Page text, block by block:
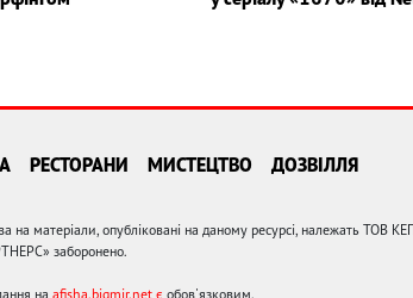
РЕСТОРАНИ МИСТЕЦТВО ДОЗВІЛЛЯ
матеріали, опубліковані на даному ресурсі, належать ТОВ
заборонено.
на afisha.bigmir.net є обов'язковим.